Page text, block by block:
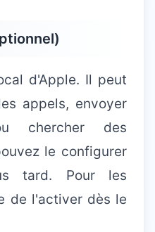
d'Apple. Il peut
appels, envoyer
chercher des
le configurer
tard. Pour les
de l'activer dès le